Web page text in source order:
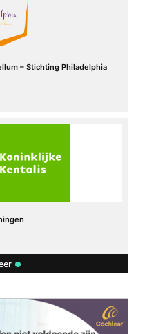
– Stichting Philadelphia